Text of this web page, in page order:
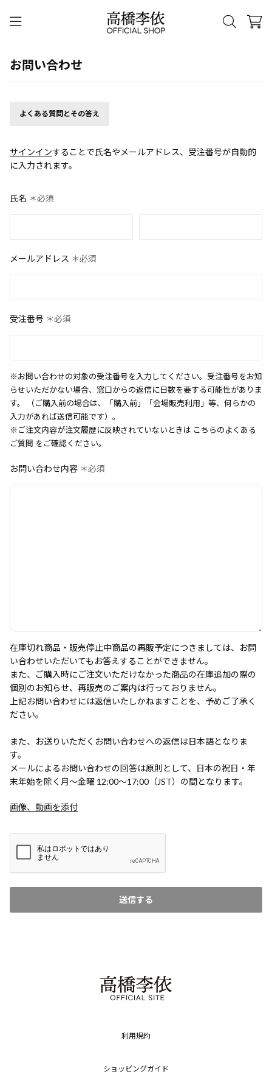
お問い合わせ
よくある質問とその答え
サインインすることで氏名やメールアドレス、受注番号が自動的
に入力されます。
氏名 ＊必須
メールアドレス ＊必須
受注番号 ＊必須
※お問い合わせの対象の受注番号を入力してください。受注番号をお知
らせいただかない場合、窓口からの返信に日数を要する可能性がありま
す。 （ご購入前の場合は、「購入前」「会場販売利用」等、何らかの
入力があれば送信可能です）。
※ご注文内容が注文履歴に反映されていないときは こちらのよくある
ご質問 をご確認ください。
お問い合わせ内容 ＊必須
在庫切れ商品・販売停止中商品の再販予定につきましては、お問
い合わせいただいてもお答えすることができません。
また、ご購入時にご注文いただけなかった商品の在庫追加の際の
個別のお知らせ、再販売のご案内は行っておりません。
上記お問い合わせには返信いたしかねますことを、予めご了承く
ださい。
また、お送りいただくお問い合わせへの返信は日本語となりま
す。
メールによるお問い合わせの回答は原則として、日本の祝日・年
末年始を除く月～金曜 12:00～17:00（JST）の間となります。
画像、動画を添付
送信する
利用規約
ショッピングガイド